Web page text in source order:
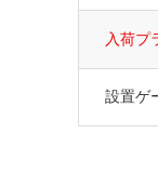
入荷プ
設置ゲ